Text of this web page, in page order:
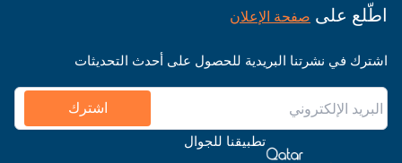
اطّلع على صفحة الإعلان
اشترك في نشرتنا البريدية للحصول على أحدث التحديثات
اشترك
تطبيقنا للجوال